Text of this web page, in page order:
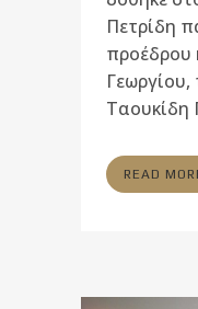
Πετρίδη
Γεωργίου,
Ταουκίδη
READ